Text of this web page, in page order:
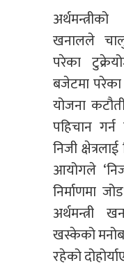
खनालले
परेका
बजेटमा परेका
योजना
पहिचान
निजी
आयोगले
निर्माणमा
अर्थमन्त्री
खस्केको
रहेको